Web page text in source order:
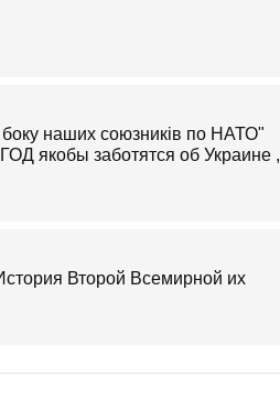
боку наших союзників по НАТО"
якобы заботятся об Украине ,
Второй Всемирной их